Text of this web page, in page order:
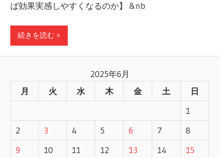
ば効果実感しやすくなるのか】 &nb
続きを読む »
2025年6月
月
火 水 木 金 土 日
1
2
3 4 5 6 7
8
9
10 11 12 13 14
15